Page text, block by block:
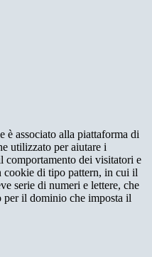
è associato alla piattaforma di
utilizzato per aiutare i
comportamento dei visitatori e
cookie di tipo pattern, in cui il
serie di numeri e lettere, che
per il dominio che imposta il